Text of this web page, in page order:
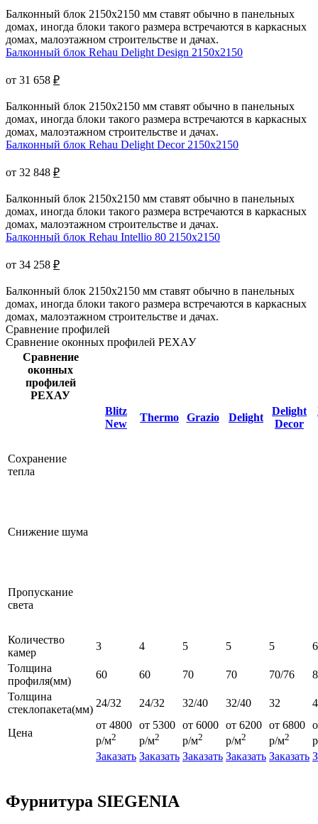
Балконный блок 2150x2150 мм ставят обычно в панельных
домах, иногда блоки такого размера встречаются в каркасных
домах, малоэтажном строительстве и дачах.
Балконный блок Rehau Delight Design 2150x2150
от 31 658 ₽
Балконный блок 2150x2150 мм ставят обычно в панельных
домах, иногда блоки такого размера встречаются в каркасных
домах, малоэтажном строительстве и дачах.
Балконный блок Rehau Delight Decor 2150x2150
от 32 848 ₽
Балконный блок 2150x2150 мм ставят обычно в панельных
домах, иногда блоки такого размера встречаются в каркасных
домах, малоэтажном строительстве и дачах.
Балконный блок Rehau Intellio 80 2150x2150
от 34 258 ₽
Балконный блок 2150x2150 мм ставят обычно в панельных
домах, иногда блоки такого размера встречаются в каркасных
домах, малоэтажном строительстве и дачах.
Сравнение профилей
Сравнение оконных профилей РЕХАУ
Сравнение
оконных
профилей
РЕХАУ
Blitz
New
Thermo Grazio Delight
Delight
Decor
Сохранение
тепла
Снижение шума
Пропускание
света
Количество
камер
3 4 5 5 5
6
Толщина
профиля(мм)
60 60 70 70 70/76
Толщина
стеклопакета(мм)
24/32 24/32 32/40 32/40 32
Цена
от 4800
р/м2
от 5300
р/м2
от 6000
р/м2
от 6200
р/м2
от 6800
р/м2
Заказать Заказать Заказать Заказать Заказать
Фурнитура SIEGENIA